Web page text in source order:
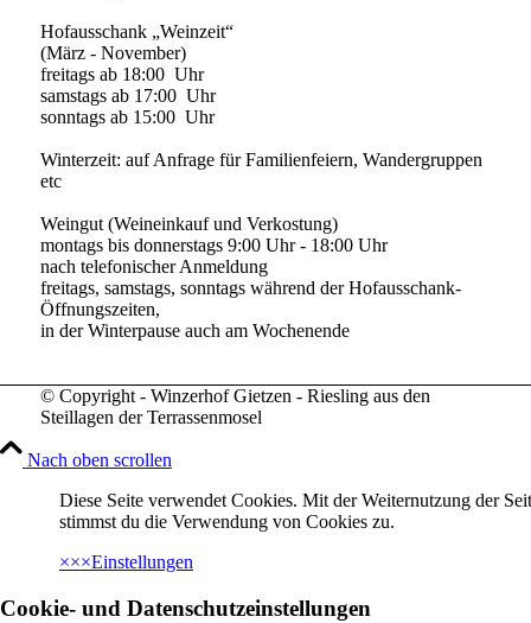
Hofausschank „Weinzeit“
(März - November)
freitags ab 18:00 Uhr
samstags ab 17:00 Uhr
sonntags ab 15:00 Uhr
Winterzeit: auf Anfrage für Familienfeiern, Wandergruppen
etc
Weingut (Weineinkauf und Verkostung)
montags bis donnerstags 9:00 Uhr - 18:00 Uhr
nach telefonischer Anmeldung
freitags, samstags, sonntags während der Hofausschank-
Öffnungszeiten,
in der Winterpause auch am Wochenende
© Copyright - Winzerhof Gietzen - Riesling aus den
Steillagen der Terrassenmosel
Nach oben scrollen
Diese Seite verwendet Cookies. Mit der Weiternutzung der
stimmst du die Verwendung von Cookies zu.
×××Einstellungen
Cookie- und Datenschutzeinstellungen